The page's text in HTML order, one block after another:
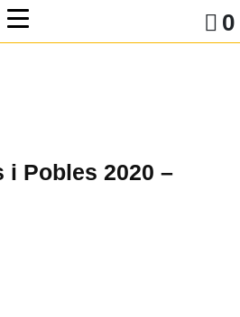
0
i Pobles 2020 –